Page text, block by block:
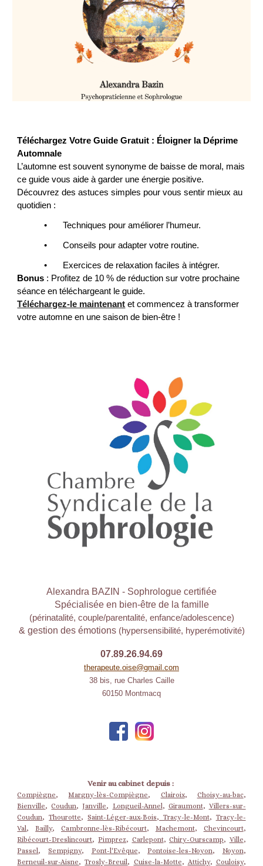
Téléchargez Votre Guide Gratuit : Éloigner la Déprime
Automnale
L’automne est souvent synonyme de baisse de moral, mais
ce guide vous aide à garder une énergie positive.
Découvrez des astuces simples pour vous sentir mieux au
quotidien :
• Techniques pour améliorer l’humeur.
• Conseils pour adapter votre routine.
•
Exercices de relaxation faciles à intégrer.
Bonus : Profitez de 10 % de réduction sur votre prochaine
séance en téléchargeant le guide.
Téléchargez-le maintenant et commencez à transformer
votre automne en une saison de bien-être !
Alexandra BAZIN - Sophrologue certifiée
Spécialisée en bien-être de la famille
(périnatalité, couple/parentalité, enfance/adolescence)
& gestion des émotions (hypersensibilité, hyperémotivité)
07.89.26.94.69
therapeute.oise@gmail.com
38 bis, rue Charles Caille
60150 Montmacq
Venir au cabinet depuis :
Compiègne,Margny-lès-Compiègne, Clairoix, Choisy-au-bac,
Bienville,Coudun, Janville, Longueil-Annel, Giraumont, Villers-sur-
Coudun,Thourotte,Saint-Léger-aux-Bois, Tracy-le-Mont, Tracy-le-
Val, Bailly,Cambronne-lès-Ribécourt, Machemont, Chevincourt,
Ribécourt-Dreslincourt, Pimprez, Carlepont,Chiry-Ourscamp, Ville,
Passel, Sempigny, Pont-l'Evêque, Pontoise-les-Noyon, Noyon,
Berneuil-sur-Aisne,Trosly-Breuil, Cuise-la-Motte, Attichy, Couloisy,